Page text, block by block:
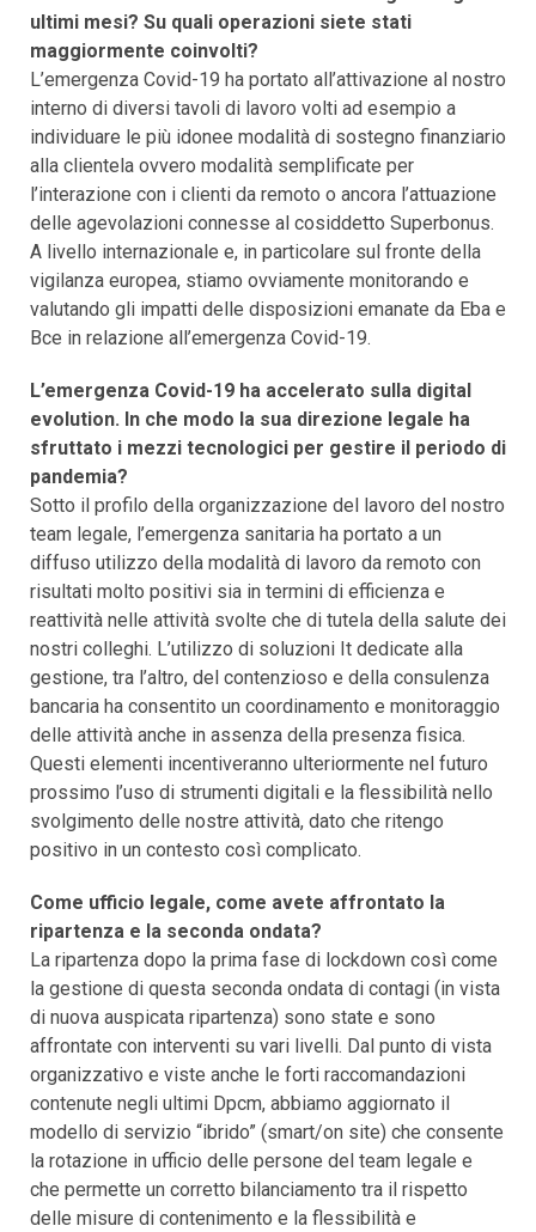
ultimi mesi? Su quali operazioni siete stati
maggiormente coinvolti?
L’emergenza Covid-19 ha portato all’attivazione al nostro
interno di diversi tavoli di lavoro volti ad esempio a
individuare le più idonee modalità di sostegno finanziario
alla clientela ovvero modalità semplificate per
l’interazione con i clienti da remoto o ancora l’attuazione
delle agevolazioni connesse al cosiddetto Superbonus.
A livello internazionale e, in particolare sul fronte della
vigilanza europea, stiamo ovviamente monitorando e
valutando gli impatti delle disposizioni emanate da Eba e
Bce in relazione all’emergenza Covid-19.
L’emergenza Covid-19 ha accelerato sulla digital
evolution. In che modo la sua direzione legale ha
sfruttato i mezzi tecnologici per gestire il periodo di
pandemia?
Sotto il profilo della organizzazione del lavoro del nostro
team legale, l’emergenza sanitaria ha portato a un
diffuso utilizzo della modalità di lavoro da remoto con
risultati molto positivi sia in termini di efficienza e
reattività nelle attività svolte che di tutela della salute dei
nostri colleghi. L’utilizzo di soluzioni It dedicate alla
gestione, tra l’altro, del contenzioso e della consulenza
bancaria ha consentito un coordinamento e monitoraggio
delle attività anche in assenza della presenza fisica.
Questi elementi incentiveranno ulteriormente nel futuro
prossimo l’uso di strumenti digitali e la flessibilità nello
svolgimento delle nostre attività, dato che ritengo
positivo in un contesto così complicato.
Come ufficio legale, come avete affrontato la
ripartenza e la seconda ondata?
La ripartenza dopo la prima fase di lockdown così come
la gestione di questa seconda ondata di contagi (in vista
di nuova auspicata ripartenza) sono state e sono
affrontate con interventi su vari livelli. Dal punto di vista
organizzativo e viste anche le forti raccomandazioni
contenute negli ultimi Dpcm, abbiamo aggiornato il
modello di servizio “ibrido” (smart/on site) che consente
la rotazione in ufficio delle persone del team legale e
che permette un corretto bilanciamento tra il rispetto
delle misure di contenimento e la flessibilità e